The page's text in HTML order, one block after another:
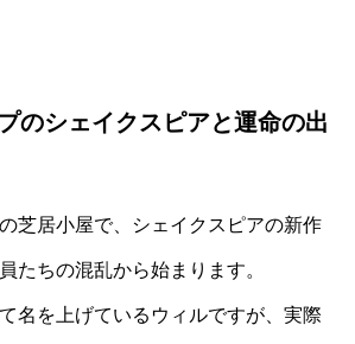
のシェイクスピアと運命の出
芝居小屋で、シェイクスピアの新作
たちの混乱から始まります。
名を上げているウィルですが、実際